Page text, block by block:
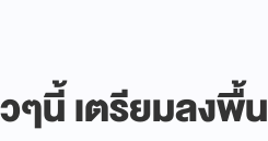
ๆนี้ เตรียมลงพื้น